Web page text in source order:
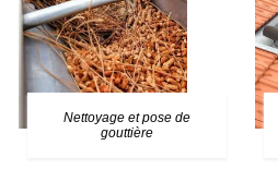
Nettoyage et pose de
gouttière